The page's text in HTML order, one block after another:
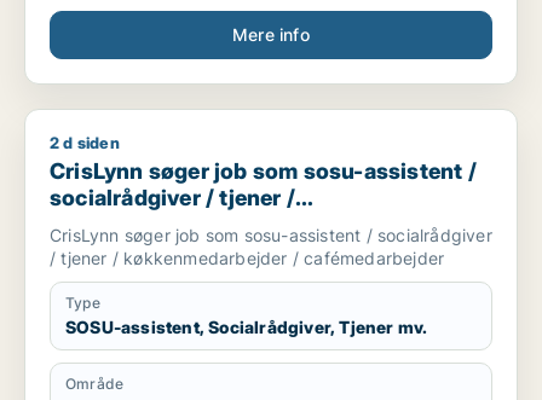
Mere info
CrisLynn søger job som sosu-assistent / socialrådgiver /
2 d siden
CrisLynn søger job som sosu-assistent /
socialrådgiver / tjener /
køkkenmedarbejder / cafémedarbejder
CrisLynn søger job som sosu-assistent / socialrådgiver
/ tjener / køkkenmedarbejder / cafémedarbejder
Type
SOSU-assistent, Socialrådgiver, Tjener mv.
Område